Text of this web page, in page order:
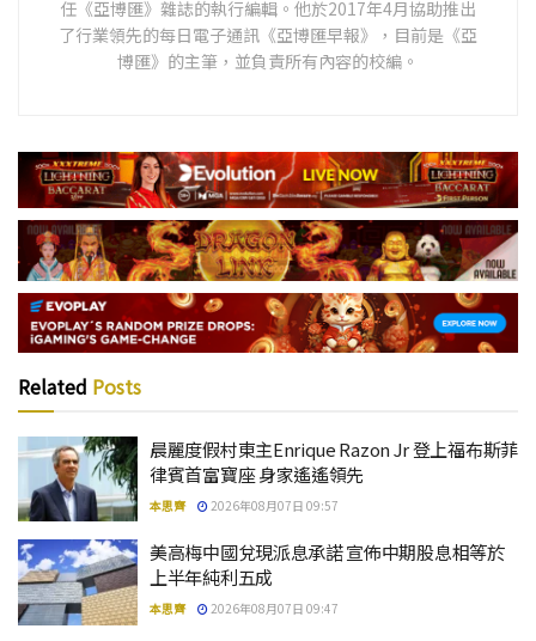
任《亞博匯》雜誌的執行編輯。他於2017年4月協助推出
了行業領先的每日電子通訊《亞博匯早報》，目前是《亞
博匯》的主筆，並負責所有內容的校編。
Related Posts
晨麗度假村東主Enrique Razon Jr 登上福布斯菲
律賓首富寶座 身家遙遙領先
本思齊 2026年08月07日 09:57
美高梅中國兌現派息承諾 宣佈中期股息相等於
上半年純利五成
本思齊 2026年08月07日 09:47